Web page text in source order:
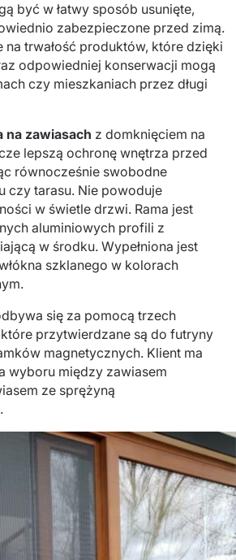
być w łatwy sposób usunięte,
zabezpieczone przed zimą.
na trwałość produktów, które dzięki
odpowiedniej konserwacji mogą
czy mieszkaniach przez długi
na zawiasach z domknięciem na
lepszą ochronę wnętrza przed
równocześnie swobodne
czy tarasu. Nie powoduje
w świetle drzwi. Rama jest
aluminiowych profili z
w środku. Wypełniona jest
szklanego w kolorach
się za pomocą trzech
przytwierdzane są do futryny
magnetycznych. Klient ma
wyboru między zawiasem
ze sprężyną